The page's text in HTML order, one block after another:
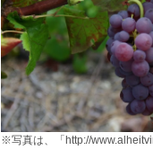
※写真は、「http://